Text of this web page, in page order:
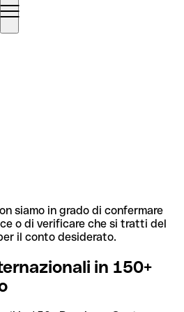
siamo in grado di confermare
o di verificare che si tratti del
il conto desiderato.
in 150+